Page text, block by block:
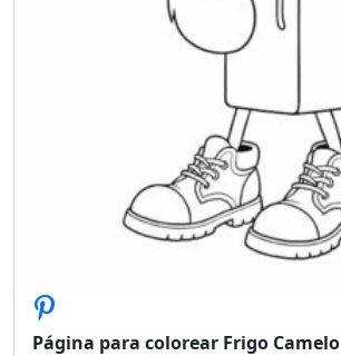
Página para colorear Frigo Camelo